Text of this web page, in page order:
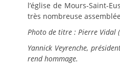
l’église de Mours-Saint-
très nombreuse
Photo de titre : Pierre Vidal
Yannick Veyrenche,
rend hommage.